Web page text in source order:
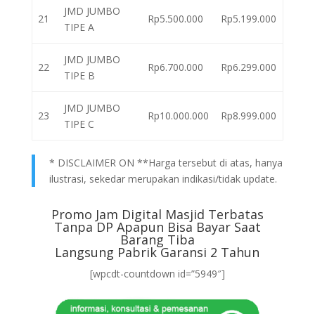
21
JMD JUMBO
TIPE A
Rp5.500.000 Rp5.199.000
22
JMD JUMBO
TIPE B
Rp6.700.000 Rp6.299.000
23
JMD JUMBO
TIPE C
Rp10.000.000 Rp8.999.000
* DISCLAIMER ON **Harga tersebut di atas, hanya
ilustrasi, sekedar merupakan indikasi/tidak update.
Promo Jam Digital Masjid Terbatas
Tanpa DP Apapun Bisa Bayar Saat
Barang Tiba
Langsung Pabrik Garansi 2 Tahun
[wpcdt-countdown id=”5949″]